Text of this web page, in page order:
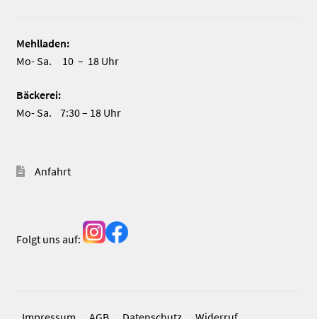
Mehlladen:
Mo- Sa. 10 – 18 Uhr
Bäckerei:
Mo- Sa. 7:30 – 18 Uhr
Anfahrt
Folgt uns auf: